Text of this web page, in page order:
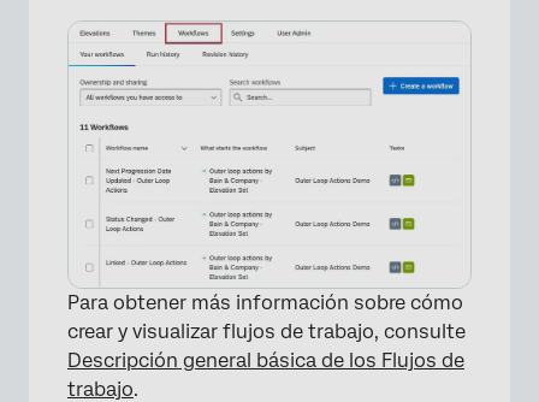
Para obtener más información sobre cómo
crear y visualizar flujos de trabajo, consulte
Descripción general básica de los Flujos de
trabajo.